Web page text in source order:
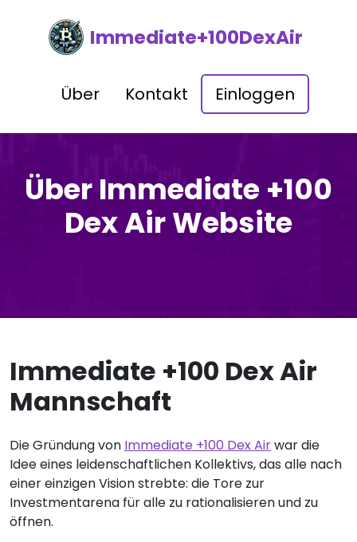
Immediate+100DexAir
Über Kontakt Einloggen
Über Immediate +100
Dex Air Website
Immediate +100 Dex Air
Mannschaft
Die Gründung von Immediate +100 Dex Airwar die
Idee eines leidenschaftlichen Kollektivs, das alle nach
einer einzigen Vision strebte: die Tore zur
Investmentarena für alle zu rationalisieren und zu
öffnen.